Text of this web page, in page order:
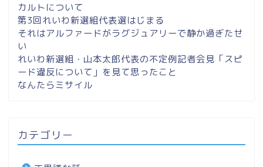
カルトについて
第3回れいわ新選組代表選はじまる
それはアルファードがラグジュアリーで静か過ぎたせ
い
れいわ新選組・山本太郎代表の不定例記者会見「スピ
ード違反について」を見て思ったこと
なんたらミサイル
カテゴリー